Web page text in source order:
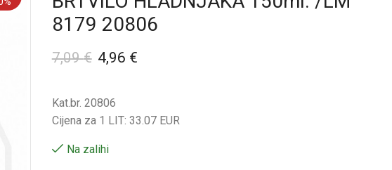
8179 20806
7,09€ 4,96 €
Kat.br. 20806
Cijena za 1 LIT: 33.07 EUR
Na zalihi